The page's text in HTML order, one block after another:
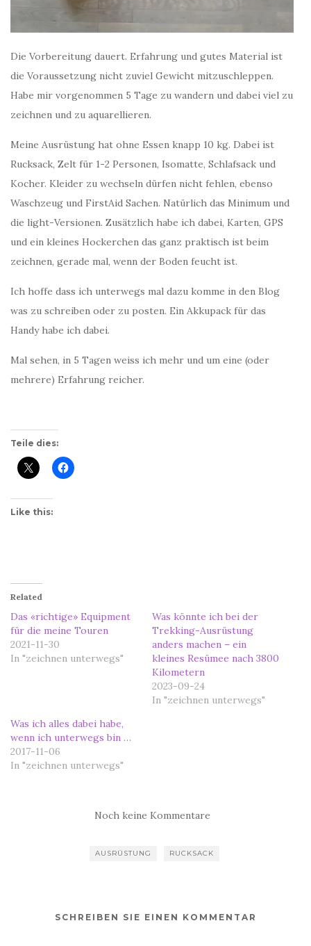
Die Vorbereitung dauert. Erfahrung und gutes Material ist
die Voraussetzung nicht zuviel Gewicht mitzuschleppen.
Habe mir vorgenommen 5 Tage zu wandern und dabei viel zu
zeichnen und zu aquarellieren.
Meine Ausrüstung hat ohne Essen knapp 10 kg. Dabei ist
Rucksack, Zelt für 1-2 Personen, Isomatte, Schlafsack und
Kocher. Kleider zu wechseln dürfen nicht fehlen, ebenso
Waschzeug und FirstAid Sachen. Natürlich das Minimum und
die light-Versionen. Zusätzlich habe ich dabei, Karten, GPS
und ein kleines Hockerchen das ganz praktisch ist beim
zeichnen, gerade mal, wenn der Boden feucht ist.
Ich hoffe dass ich unterwegs mal dazu komme in den Blog
was zu schreiben oder zu posten. Ein Akkupack für das
Handy habe ich dabei.
Mal sehen, in 5 Tagen weiss ich mehr und um eine (oder
mehrere) Erfahrung reicher.
Teile dies:
Like this:
Related
Das «richtige» Equipment
für die meine Touren
2021-11-30
In "zeichnen unterwegs"
Was könnte ich bei der
Trekking-Ausrüstung
anders machen – ein
kleines Resümee nach 3800
Kilometern
2023-09-24
In "zeichnen unterwegs"
Was ich alles dabei habe,
wenn ich unterwegs bin …
2017-11-06
In "zeichnen unterwegs"
Noch keine Kommentare
AUSRÜSTUNG RUCKSACK
SCHREIBEN SIE EINEN KOMMENTAR